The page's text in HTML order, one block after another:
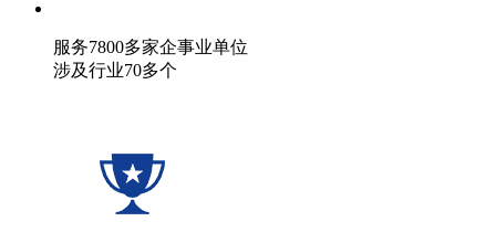
服务7800多家企事业单位
涉及行业70多个